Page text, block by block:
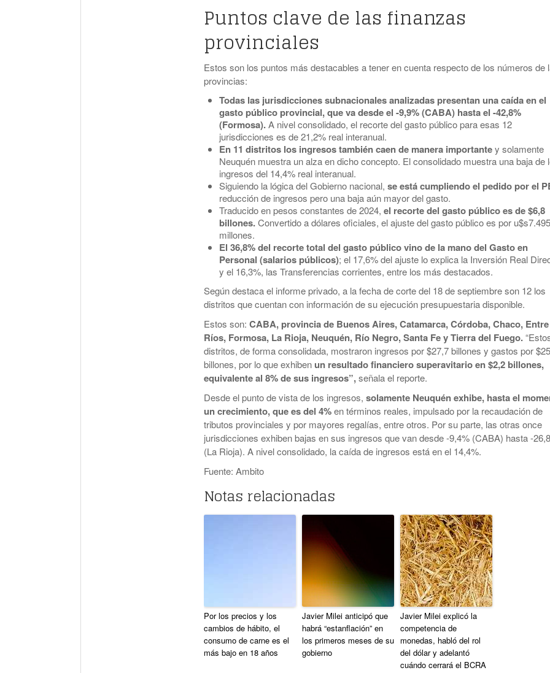
Puntos clave de las finanzas
provinciales
Estos son los puntos más destacables a tener en cuenta respecto de los números de
provincias:
Todas las jurisdicciones subnacionales analizadas presentan una caída en el
gasto público provincial, que va desde el -9,9% (CABA) hasta el -42,8%
(Formosa).A nivel consolidado, el recorte del gasto público para esas 12
jurisdicciones es de 21,2% real interanual.
En 11 distritos los ingresos también caen de manera importantey solamente
Neuquén muestra un alza en dicho concepto. El consolidado muestra una baja de
ingresos del 14,4% real interanual.
Siguiendo la lógica del Gobierno nacional, se está cumpliendo el pedido por el
reducción de ingresos pero una baja aún mayor del gasto.
Traducido en pesos constantes de 2024, el recorte del gasto público es de $6,8
billones.Convertido a dólares oficiales, el ajuste del gasto público es por u$s7.495
millones.
El 36,8% del recorte total del gasto público vino de la mano del Gasto en
Personal (salarios públicos); el 17,6% del ajuste lo explica la Inversión Real
y el 16,3%, las Transferencias corrientes, entre los más destacados.
Según destaca el informe privado, a la fecha de corte del 18 de septiembre son 12 los
distritos que cuentan con información de su ejecución presupuestaria disponible.
Estos son: CABA, provincia de Buenos Aires, Catamarca, Córdoba, Chaco, Entre
Ríos, Formosa, La Rioja, Neuquén, Río Negro, Santa Fe y Tierra del Fuego.
distritos, de forma consolidada, mostraron ingresos por $27,7 billones y gastos por
billones, por lo que exhiben un resultado financiero superavitario en $2,2 billones,
equivalente al 8% de sus ingresos”,señala el reporte.
Desde el punto de vista de los ingresos, solamente Neuquén exhibe, hasta el
un crecimiento, que es del 4%en términos reales, impulsado por la recaudación de
tributos provinciales y por mayores regalías, entre otros. Por su parte, las otras once
jurisdicciones exhiben bajas en sus ingresos que van desde -9,4% (CABA) hasta -
(La Rioja). A nivel consolidado, la caída de ingresos está en el 14,4%.
Fuente: Ambito
Notas relacionadas
Por los precios y los
cambios de hábito, el
consumo de carne es el
más bajo en 18 años
Javier Milei anticipó que
habrá “estanflación” en
los primeros meses de su
gobierno
Javier Milei explicó la
competencia de
monedas, habló del rol
del dólar y adelantó
cuándo cerrará el BCRA